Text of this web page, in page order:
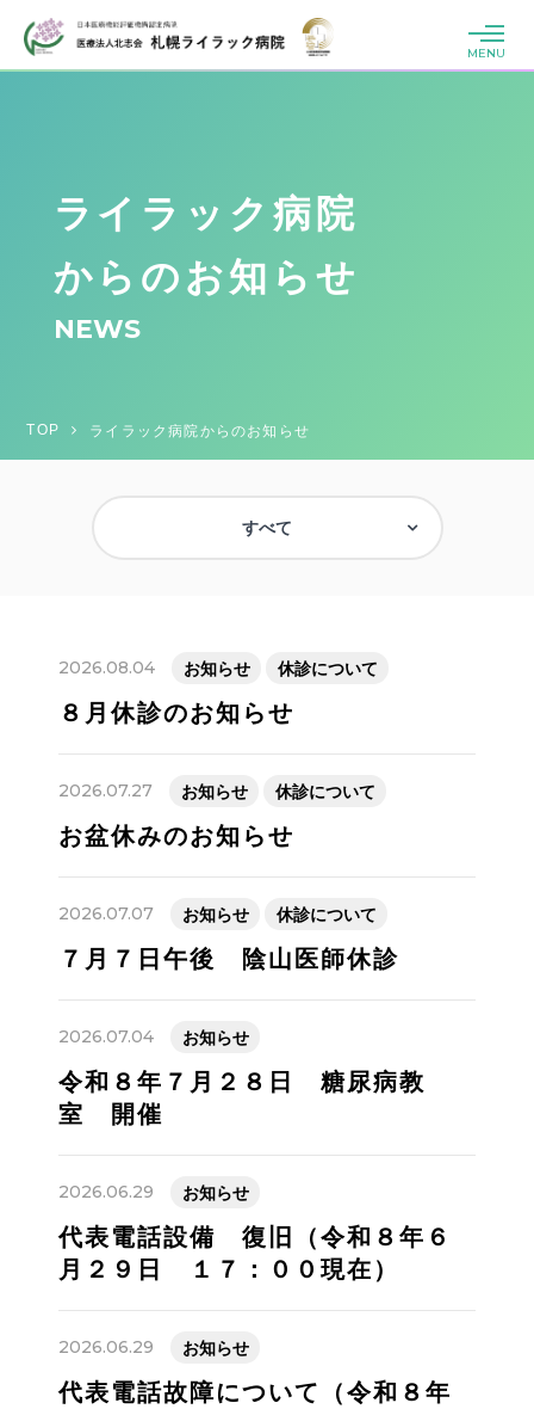
MENU
ライラック病院
からのお知らせ
NEWS
TOP ライラック病院からのお知らせ
すべて
2026.08.04 お知らせ 休診について
８月休診のお知らせ
2026.07.27 お知らせ 休診について
お盆休みのお知らせ
2026.07.07 お知らせ 休診について
７月７日午後 陰山医師休診
2026.07.04 お知らせ
令和８年７月２８日 糖尿病教
室 開催
2026.06.29 お知らせ
代表電話設備 復旧（令和８年６
月２９日 １７：００現在）
2026.06.29 お知らせ
代表電話故障について（令和８年